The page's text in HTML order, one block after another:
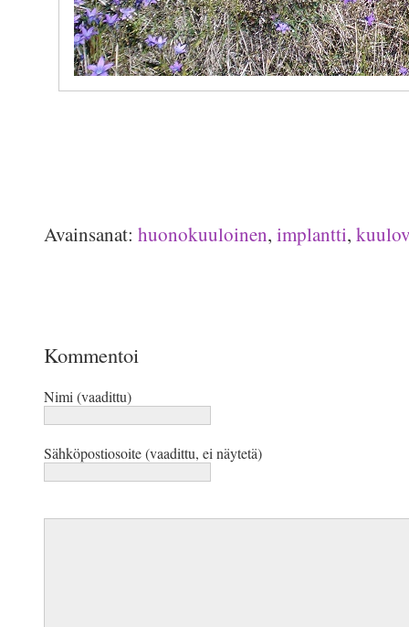
Avainsanat: huonokuuloinen, implantti,
Kommentoi
Nimi (vaadittu)
Sähköpostiosoite (vaadittu, ei näytetä)